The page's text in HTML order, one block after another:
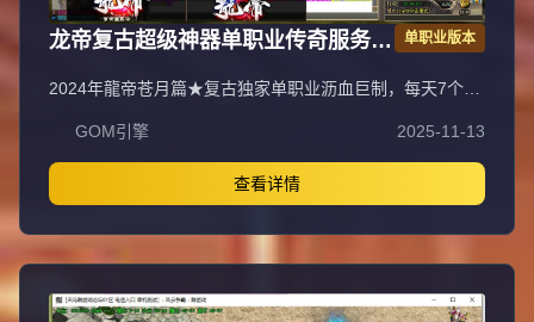
龙帝复古超级神器单职业传奇服务端
单职业版本
2024年龍帝苍月篇★复古独家单职业沥血巨制，每天7个新
点），1元=100000元宝+100荣誉+1000龍币+1充值点，无
合成所有装备全靠打，装备材料全爆让时间更值钱，新服合
区后攻城晚上统一拿沙奖励千元RMB，万元封挂网关严惩
外挂，六年老品牌长期良心服，老板玩家都能激情玩！
GOM引擎 2025-11-13
查看详情